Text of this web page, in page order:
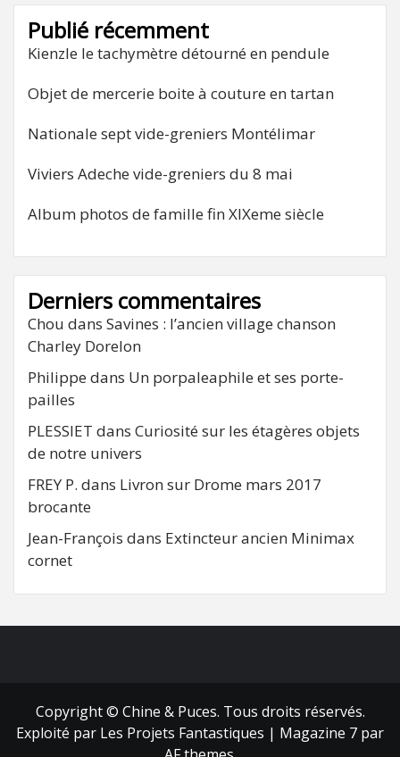
Publié récemment
Kienzle le tachymètre détourné en pendule
Objet de mercerie boite à couture en tartan
Nationale sept vide-greniers Montélimar
Viviers Adeche vide-greniers du 8 mai
Album photos de famille fin XIXeme siècle
Derniers commentaires
Chou dans Savines : l’ancien village chanson
Charley Dorelon
Philippe dans Un porpaleaphile et ses porte-
pailles
PLESSIET dans Curiosité sur les étagères objets
de notre univers
FREY P. dans Livron sur Drome mars 2017
brocante
Jean-François dans Extincteur ancien Minimax
cornet
Copyright © Chine & Puces. Tous droits réservés.
Exploité par Les Projets Fantastiques | Magazine 7 par